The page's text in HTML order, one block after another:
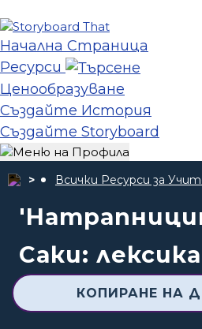
Начална Страница
Ресурси
Ценообразуване
Създайте История
Създайте Storyboard
Всички Ресурси за
Саки: лексика
КОПИРАНЕ НА